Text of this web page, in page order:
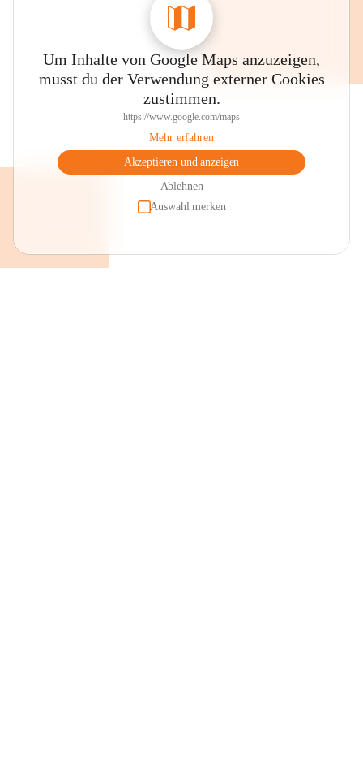
Um Inhalte von Google Maps anzuzeigen,
musst du der Verwendung externer Cookies
zustimmen.
https://www.google.com/maps
Mehr erfahren
Akzeptieren und anzeigen
Ablehnen
Auswahl merken